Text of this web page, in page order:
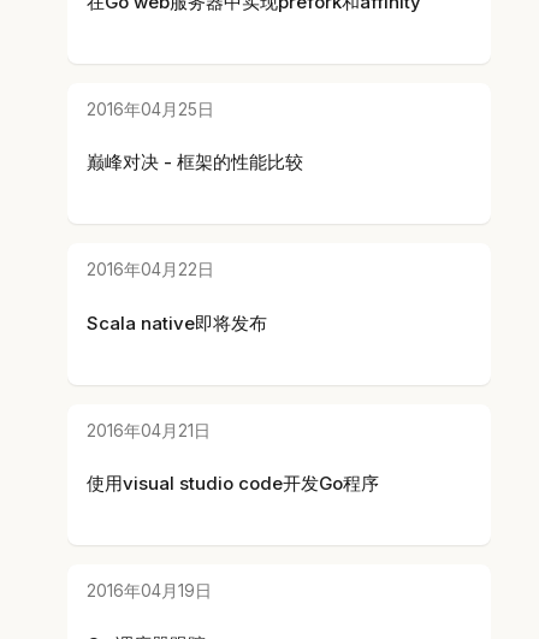
2016年04月25日
巅峰对决 - 框架的性能比较
2016年04月22日
Scala native即将发布
2016年04月21日
使用visual studio code开发Go程序
2016年04月19日